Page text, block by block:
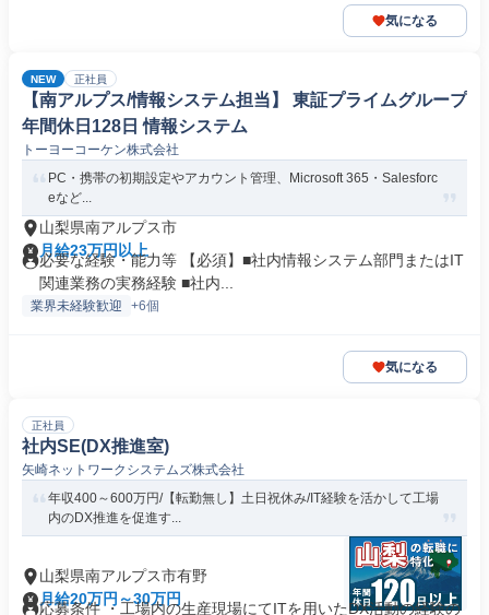
気になる
NEW 正社員
【南アルプス/情報システム担当】 東証プライムグループ
年間休日128日 情報システム
トーヨーコーケン株式会社
PC・携帯の初期設定やアカウント管理、Microsoft 365・Salesforc
eなど...
山梨県南アルプス市
月給23万円以上
必要な経験・能力等 【必須】■社内情報システム部門またはIT
関連業務の実務経験 ■社内...
業界未経験歓迎 +6個
気になる
正社員
社内SE(DX推進室)
矢崎ネットワークシステムズ株式会社
年収400～600万円/【転勤無し】土日祝休み/IT経験を活かして工場
内のDX推進を促進す...
山梨県南アルプス市有野
月給20万円～30万円
応募条件 ・工場内の生産現場にてITを用いたDX活動の経験の